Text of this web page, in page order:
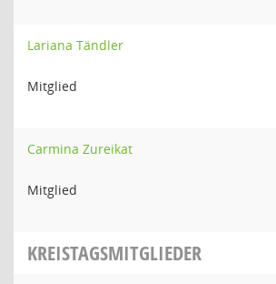
Lariana Tändler
Mitglied
Carmina Zureikat
Mitglied
KREISTAGSMITGLIEDER